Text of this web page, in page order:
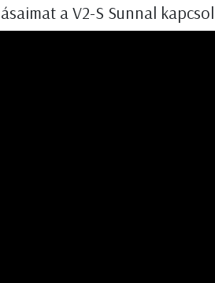
a V2-S Sunnal